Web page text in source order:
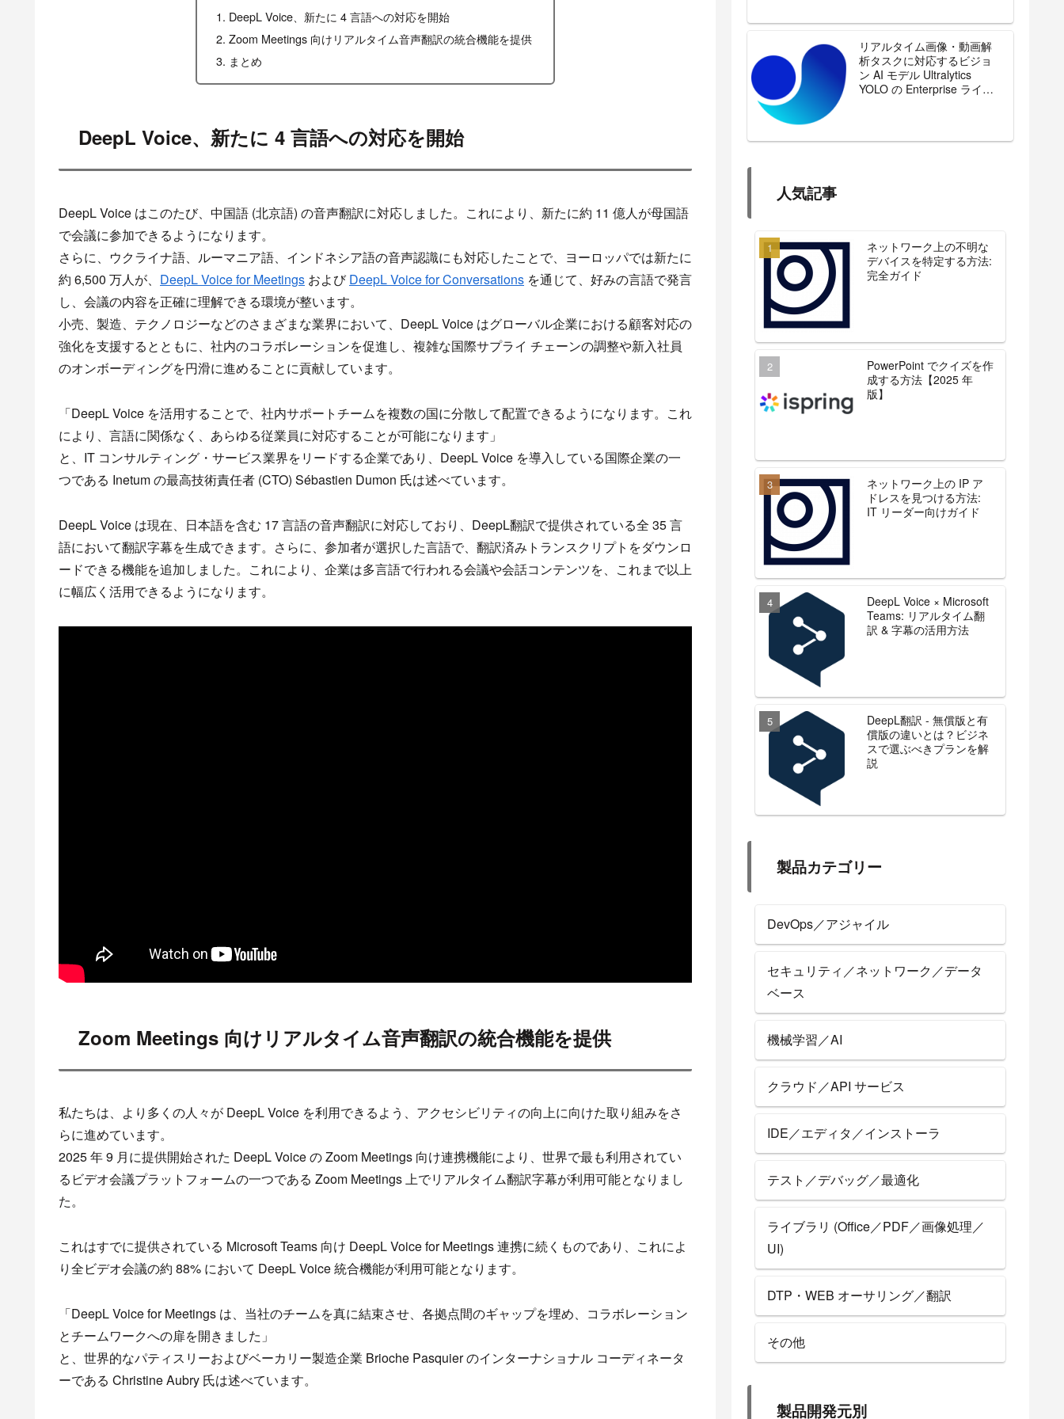
DeepL Voice、新たに 4 言語への対応を開始
Zoom Meetings 向けリアルタイム音声翻訳の統合機能を提供
まとめ
DeepL Voice、新たに 4 言語への対応を開始
DeepL Voice はこのたび、中国語 (北京語) の音声翻訳に対応しました。これにより、新たに約 11 億人が母国語
で会議に参加できるようになります。
さらに、ウクライナ語、ルーマニア語、インドネシア語の音声認識にも対応したことで、ヨーロッパでは新たに
約 6,500 万人が、 DeepL Voice for Meetings およびDeepL Voice for Conversations を通じて、好みの言語で発言
し、会議の内容を正確に理解できる環境が整います。
小売、製造、テクノロジーなどのさまざまな業界において、DeepL Voice はグローバル企業における顧客対応の
強化を支援するとともに、社内のコラボレーションを促進し、複雑な国際サプライ チェーンの調整や新入社員
のオンボーディングを円滑に進めることに貢献しています。
「DeepL Voice を活用することで、社内サポートチームを複数の国に分散して配置できるようになります。これ
により、言語に関係なく、あらゆる従業員に対応することが可能になります」
と、IT コンサルティング・サービス業界をリードする企業であり、DeepL Voice を導入している国際企業の一
つである Inetum の最高技術責任者 (CTO) Sébastien Dumon 氏は述べています。
DeepL Voice は現在、日本語を含む 17 言語の音声翻訳に対応しており、DeepL翻訳で提供されている全 35 言
語において翻訳字幕を生成できます。さらに、参加者が選択した言語で、翻訳済みトランスクリプトをダウンロ
ードできる機能を追加しました。これにより、企業は多言語で行われる会議や会話コンテンツを、これまで以上
に幅広く活用できるようになります。
Zoom Meetings 向けリアルタイム音声翻訳の統合機能を提供
私たちは、より多くの人々が DeepL Voice を利用できるよう、アクセシビリティの向上に向けた取り組みをさ
らに進めています。
2025 年 9 月に提供開始された DeepL Voice の Zoom Meetings 向け連携機能により、世界で最も利用されてい
るビデオ会議プラットフォームの一つである Zoom Meetings 上でリアルタイム翻訳字幕が利用可能となりまし
た。
これはすでに提供されている Microsoft Teams 向け DeepL Voice for Meetings 連携に続くものであり、これによ
り全ビデオ会議の約 88% において DeepL Voice 統合機能が利用可能となります。
「DeepL Voice for Meetings は、当社のチームを真に結束させ、各拠点間のギャップを埋め、コラボレーション
とチームワークへの扉を開きました」
と、世界的なパティスリーおよびベーカリー製造企業 Brioche Pasquier のインターナショナル コーディネータ
ーである Christine Aubry 氏は述べています。
リアルタイム画像・動画解
析タスクに対応するビジョ
ン AI モデル Ultralytics
YOLO の Enterprise ライセ
人気記事
ネットワーク上の不明な
デバイスを特定する方法:
完全ガイド
PowerPoint でクイズを作
成する方法【2025 年
版】
ネットワーク上の IP ア
ドレスを見つける方法:
IT リーダー向けガイド
DeepL Voice × Microsoft
Teams: リアルタイム翻
訳 & 字幕の活用方法
DeepL翻訳 - 無償版と有
償版の違いとは？ビジネ
スで選ぶべきプランを解
説
製品カテゴリー
DevOps／アジャイル
セキュリティ／ネットワーク／データ
ベース
機械学習／AI
クラウド／API サービス
IDE／エディタ／インストーラ
テスト／デバッグ／最適化
ライブラリ (Office／PDF／画像処理／
UI)
DTP・WEB オーサリング／翻訳
その他
製品開発元別